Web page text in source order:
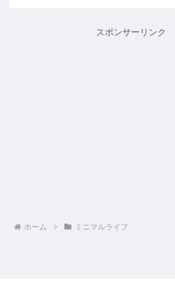
スポンサーリンク
ホーム ミニマルライフ